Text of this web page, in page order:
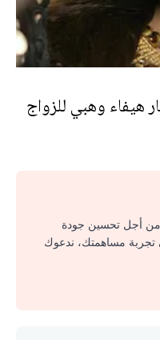
هيفاء وهبي للزواج
من أجل تحسين جودة
تجربة مساهمتك، ندعوك